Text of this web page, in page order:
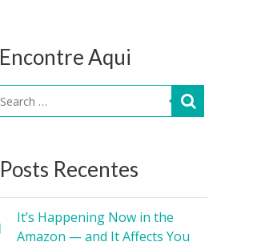
Encontre Aqui
Posts Recentes
It’s Happening Now in the
Amazon — and It Affects You